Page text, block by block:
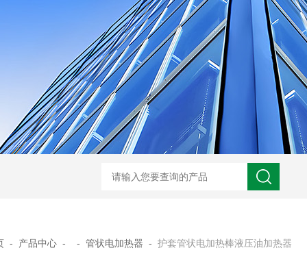
GM-5KV-20KV型可调高压兆欧表GM-5KV-20KV nl3203型
- 产品中心 - - 管状电加热器 - 护套管状电加热棒液压油加热器